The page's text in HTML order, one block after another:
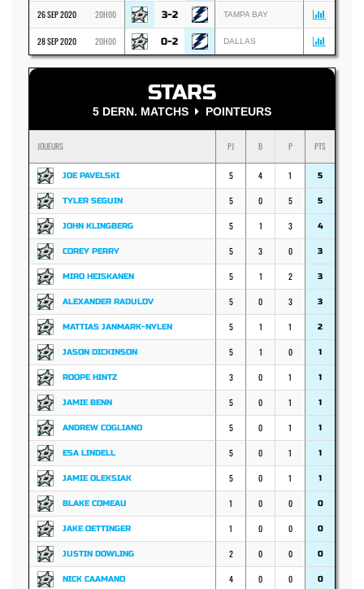
26 SEP 2020 20H00 3-2 TAMPA BAY
28 SEP 2020 20H00 0-2 DALLAS
STARS
5 DERN. MATCHS POINTEURS
JOUEURS PJ B P PTS
JOE PAVELSKI 5 4 1 5
TYLER SEGUIN 5 0 5 5
JOHN KLINGBERG 5 1 3 4
COREY PERRY 5 3 0 3
MIRO HEISKANEN 5 1 2 3
ALEXANDER RADULOV 5 0 3 3
MATTIAS JANMARK-NYLEN 5 1 1 2
JASON DICKINSON 5 1 0 1
ROOPE HINTZ 3 0 1 1
JAMIE BENN 5 0 1 1
ANDREW COGLIANO 5 0 1 1
ESA LINDELL 5 0 1 1
JAMIE OLEKSIAK 5 0 1 1
BLAKE COMEAU 1 0 0 0
JAKE OETTINGER 1 0 0 0
JUSTIN DOWLING 2 0 0 0
NICK CAAMANO 4 0 0 0